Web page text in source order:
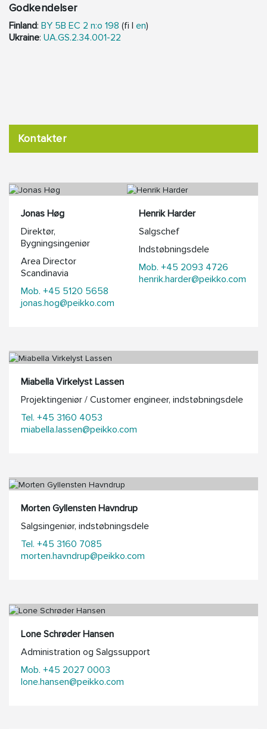
Godkendelser
Finland: BY 5B EC 2 n:o 198 (fi | en)
Ukraine: UA.GS.2.34.001-22
Kontakter
Jonas Høg
Direktør,
Bygningsingeniør
Area Director
Scandinavia
Mob. +45 5120 5658
jonas.hog@peikko.com
Henrik Harder
Salgschef
Indstøbningsdele
Mob. +45 2093 4726
henrik.harder@peikko.com
Miabella Virkelyst Lassen
Projektingeniør / Customer engineer, indstøbningsdele
Tel. +45 3160 4053
miabella.lassen@peikko.com
Morten Gyllensten Havndrup
Salgsingeniør, indstøbningsdele
Tel. +45 3160 7085
morten.havndrup@peikko.com
Lone Schrøder Hansen
Administration og Salgssupport
Mob. +45 2027 0003
lone.hansen@peikko.com